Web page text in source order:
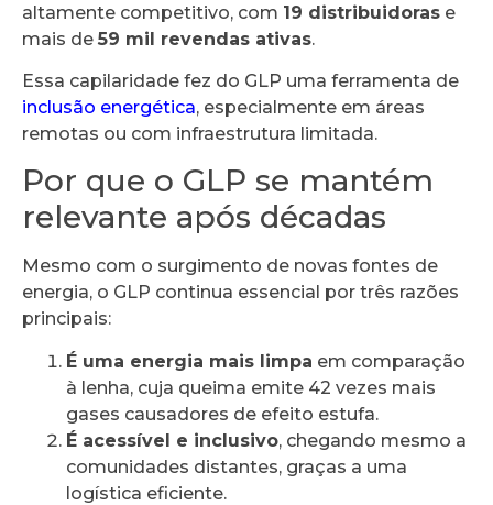
altamente competitivo, com 19 distribuidoras e
mais de 59 mil revendas ativas.
Essa capilaridade fez do GLP uma ferramenta de
inclusão energética, especialmente em áreas
remotas ou com infraestrutura limitada.
Por que o GLP se mantém
relevante após décadas
Mesmo com o surgimento de novas fontes de
energia, o GLP continua essencial por três razões
principais:
É uma energia mais limpa em comparação
à lenha, cuja queima emite 42 vezes mais
gases causadores de efeito estufa.
É acessível e inclusivo, chegando mesmo a
comunidades distantes, graças a uma
logística eficiente.